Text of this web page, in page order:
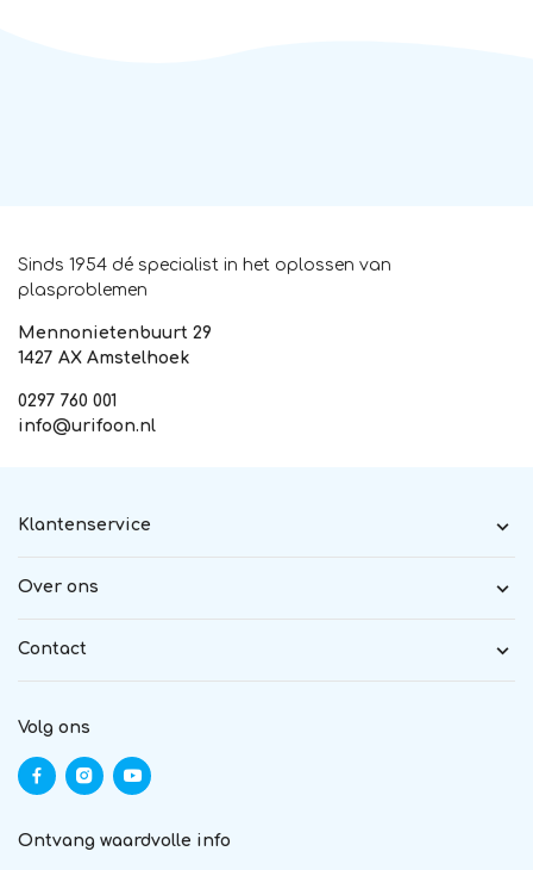
Sinds 1954 dé specialist in het oplossen van
plasproblemen
Mennonietenbuurt 29
1427 AX Amstelhoek
0297 760 001
info@urifoon.nl
Klantenservice
Over ons
Contact
Volg ons
Ontvang waardvolle info